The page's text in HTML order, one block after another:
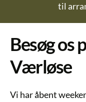
til
Besøg os
Værløse
Vi har åbent